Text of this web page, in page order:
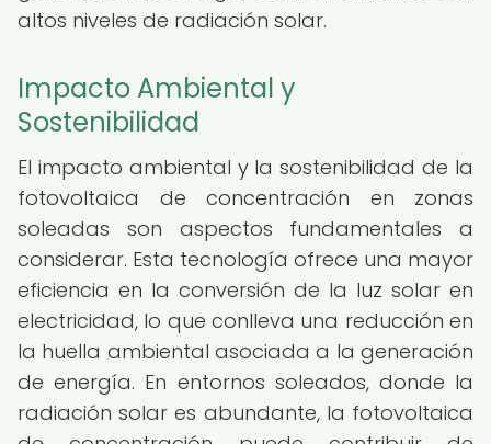
altos niveles de radiación solar.
Impacto Ambiental y
Sostenibilidad
El impacto ambiental y la sostenibilidad de la
fotovoltaica de concentración en zonas
soleadas son aspectos fundamentales a
considerar. Esta tecnología ofrece una mayor
eficiencia en la conversión de la luz solar en
electricidad, lo que conlleva una reducción en
la huella ambiental asociada a la generación
de energía. En entornos soleados, donde la
radiación solar es abundante, la fotovoltaica